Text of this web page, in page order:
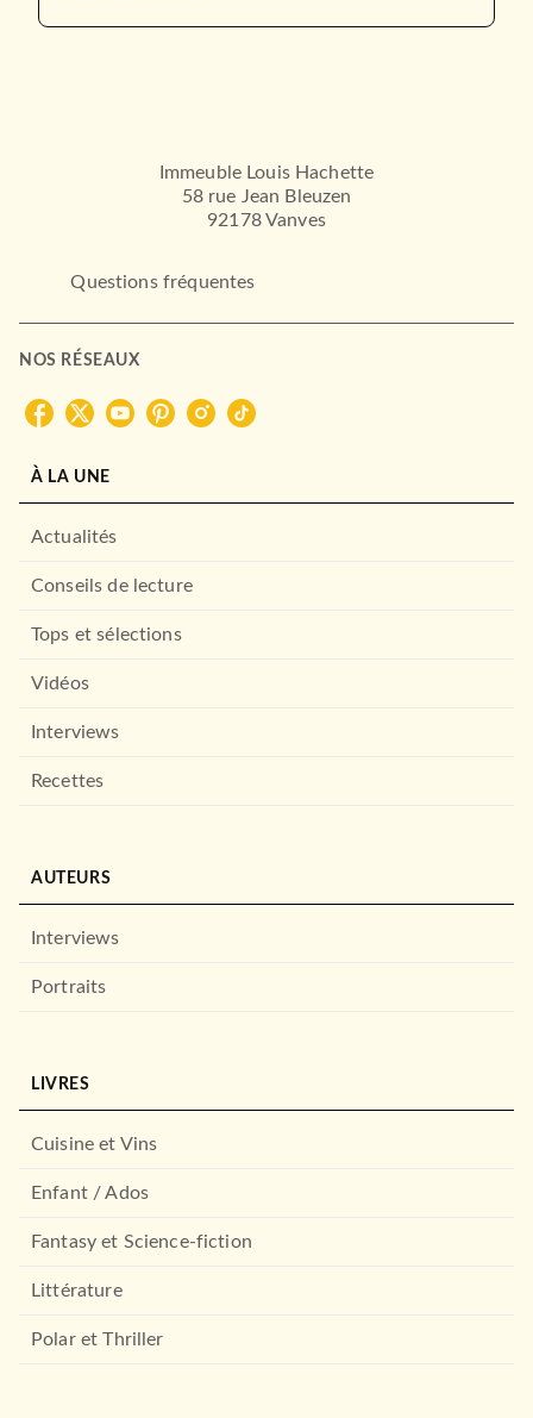
Immeuble Louis Hachette
58 rue Jean Bleuzen
92178 Vanves
Questions fréquentes
NOS RÉSEAUX
À LA UNE
Actualités
Conseils de lecture
Tops et sélections
Vidéos
Interviews
Recettes
AUTEURS
Interviews
Portraits
LIVRES
Cuisine et Vins
Enfant / Ados
Fantasy et Science-fiction
Littérature
Polar et Thriller